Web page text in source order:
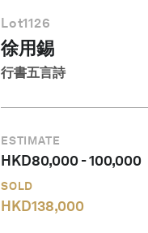
Lot1126
徐用錫
行書五言詩
ESTIMATE
HKD80,000-100,000
SOLD
HKD138,000